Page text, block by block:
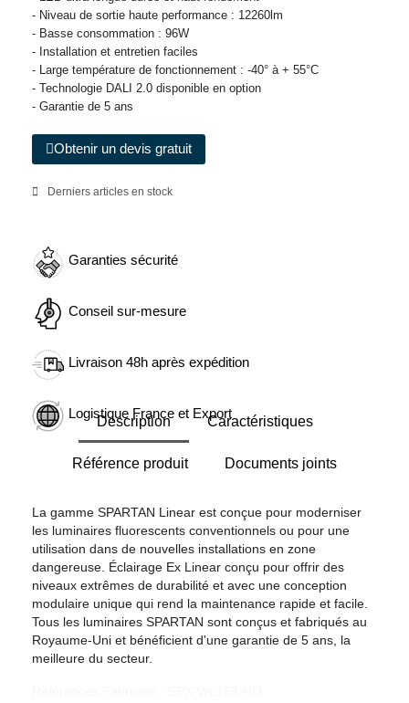
- Niveau de sortie haute performance : 12260lm
- Basse consommation : 96W
- Installation et entretien faciles
- Large température de fonctionnement : -40° à + 55°C
- Technologie DALI 2.0 disponible en option
- Garantie de 5 ans
Obtenir un devis gratuit
Derniers articles en stock
Garanties sécurité
Conseil sur-mesure
Livraison 48h après expédition
Logistique France et Export
Description Caractéristiques
Référence produit Documents joints
La gamme SPARTAN Linear est conçue pour moderniser
les luminaires fluorescents conventionnels ou pour une
utilisation dans de nouvelles installations en zone
dangereuse. Éclairage Ex Linear conçu pour offrir des
niveaux extrêmes de durabilité et avec une conception
modulaire unique qui rend la maintenance rapide et facile.
Tous les luminaires SPARTAN sont conçus et fabriqués au
Royaume-Uni et bénéficient d'une garantie de 5 ans, la
meilleure du secteur.